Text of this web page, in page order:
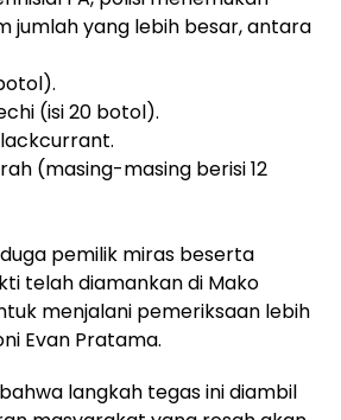
jumlah yang lebih besar, antara
(isi 20 botol).
(masing-masing berisi 12
pemilik miras beserta
telah diamankan di Mako
menjalani pemeriksaan lebih
Evan Pratama.
langkah tegas ini diambil